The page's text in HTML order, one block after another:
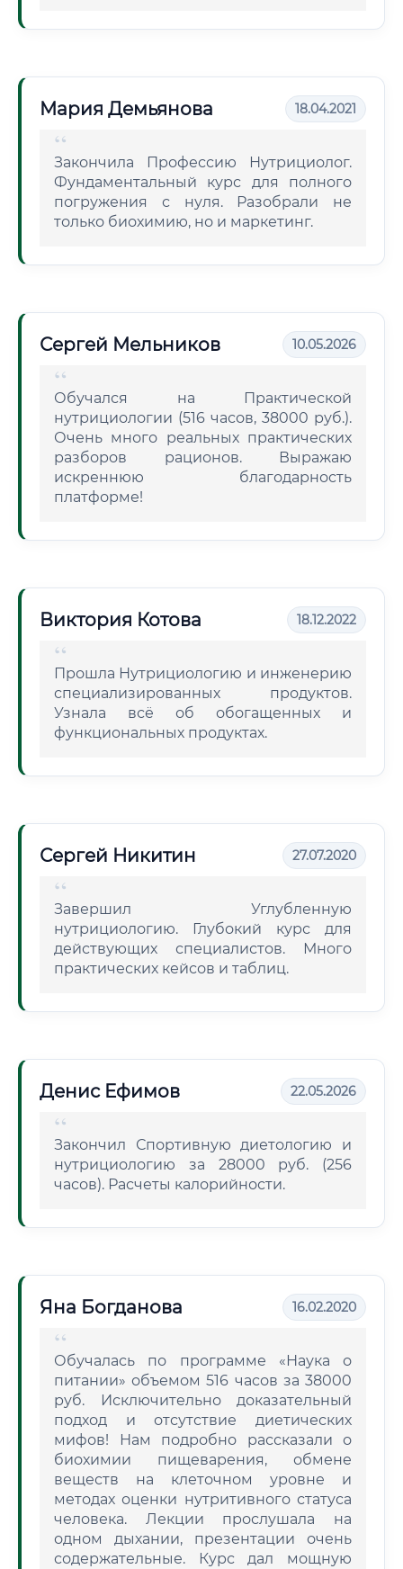
Мария Демьянова 18.04.2021
Закончила Профессию Нутрициолог.
Фундаментальный курс для полного
погружения с нуля. Разобрали не
только биохимию, но и маркетинг.
Сергей Мельников 10.05.2026
Обучался на Практической
нутрициологии (516 часов, 38000 руб.).
Очень много реальных практических
разборов рационов. Выражаю
искреннюю благодарность
платформе!
Виктория Котова 18.12.2022
Прошла Нутрициологию и инженерию
специализированных продуктов.
Узнала всё об обогащенных и
функциональных продуктах.
Сергей Никитин 27.07.2020
Завершил Углубленную
нутрициологию. Глубокий курс для
действующих специалистов. Много
практических кейсов и таблиц.
Денис Ефимов 22.05.2026
Закончил Спортивную диетологию и
нутрициологию за 28000 руб. (256
часов). Расчеты калорийности.
Яна Богданова 16.02.2020
Обучалась по программе «Наука о
питании» объемом 516 часов за 38000
руб. Исключительно доказательный
подход и отсутствие диетических
мифов! Нам подробно рассказали о
биохимии пищеварения, обмене
веществ на клеточном уровне и
методах оценки нутритивного статуса
человека. Лекции прослушала на
одном дыхании, презентации очень
содержательные. Курс дал мощную